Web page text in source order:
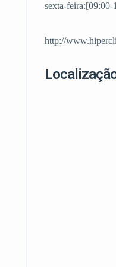
sexta-
http://